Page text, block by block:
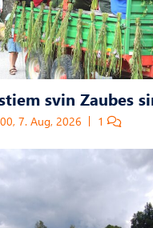
svin Zaubes
7. Aug, 2026 1